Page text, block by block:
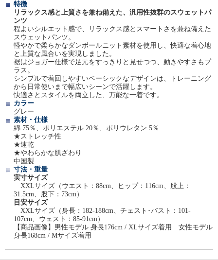
特徴
リラックス感と上質さを兼ね備えた、汎用性抜群のスウェットパ
ンツ
程よいシルエット感で、リラックス感とスマートさを兼ね備えた
スウェットパンツ。
軽やかで柔らかなダンボールニット素材を使用し、快適な着心地
と上質な風合いを実現しました。
裾はジョガー仕様で足元をすっきりと見せつつ、動きやすさもプ
ラス。
シンプルで着回しやすいベーシックなデザインは、トレーニング
から日常使いまで幅広いシーンで活躍します。
快適さとスタイルを両立した、万能な一着です。
カラー
グレー
素材・仕様
綿 75％、ポリエステル 20％、ポリウレタン 5％
★ストレッチ性
★速乾
★やわらかな肌ざわり
中国製
寸法・重量
実寸サイズ
XXLサイズ（ウエスト：88cm、ヒップ：116cm、股上：
31.5cm、股下：73cm）
目安サイズ
XXLサイズ（身長：182-188cm、チェスト･バスト：101-
107cm、ウェスト：85-91cm）
【商品画像】男性モデル 身長176cm / XLサイズ着用 女性モデル
身長168cm / Mサイズ着用